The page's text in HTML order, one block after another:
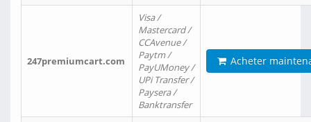
247premiumcart.com
Visa /
Mastercard /
CCAvenue /
Paytm /
PayUMoney /
UPi Transfer /
Paysera /
Banktransfer
Acheter